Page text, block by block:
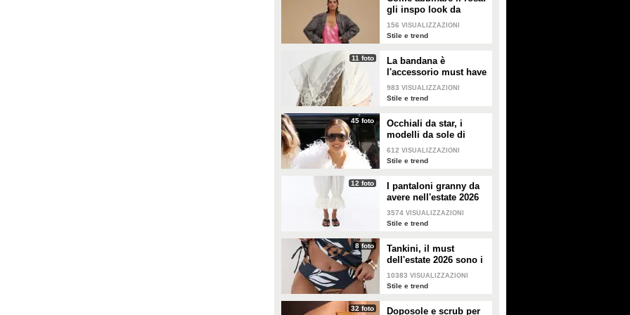
gli inspo look da
copiare
156 VISUALIZZAZIONI
Stile e trend
11 foto
La bandana è
l'accessorio must have
dell'estate 2026: i
modelli di tendenza
983 VISUALIZZAZIONI
Stile e trend
45 foto
Occhiali da star, i
modelli da sole di
tendenza per l'estate
2026
612 VISUALIZZAZIONI
Stile e trend
12 foto
I pantaloni granny da
avere nell'estate 2026
3574 VISUALIZZAZIONI
Stile e trend
8 foto
Tankini, il must
dell'estate 2026 sono i
costumi con la canotta
10383 VISUALIZZAZIONI
Stile e trend
32 foto Doposole e scrub per